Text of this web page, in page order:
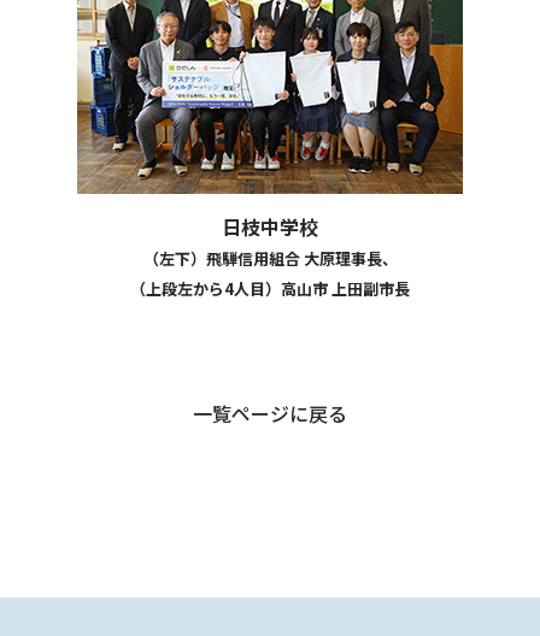
日枝中学校
（左下）飛騨信用組合 大原理事長、
（上段左から4人目）高山市 上田副市長
一覧ページに戻る